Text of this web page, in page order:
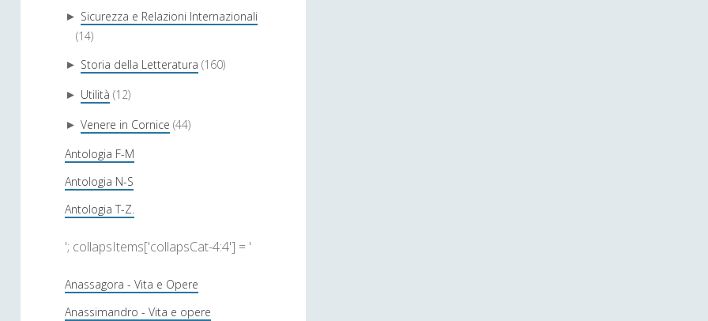
► Sicurezza e Relazioni Internazionali
(14)
► Storia della Letteratura (160)
► Utilità (12)
► Venere in Cornice (44)
Antologia F-M
Antologia N-S
Antologia T-Z.
'; collapsItems['collapsCat-4:4'] = '
Anassagora - Vita e Opere
Anassimandro - Vita e opere